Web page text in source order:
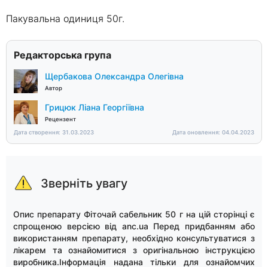
Пакувальна одиниця 50г.
Редакторська група
Щербакова Олександра Олегівна
Автор
Грицюк Ліана Георгіївна
Рецензент
Дата створення: 31.03.2023
Дата оновлення: 04.04.2023
Зверніть увагу
Опис препарату Фіточай сабельник 50 г на цій сторінці є
спрощеною версією від anc.ua Перед придбанням або
використанням препарату, необхідно консультуватися з
лікарем та ознайомитися з оригінальною інструкцією
виробника.Інформація надана тільки для ознайомчих